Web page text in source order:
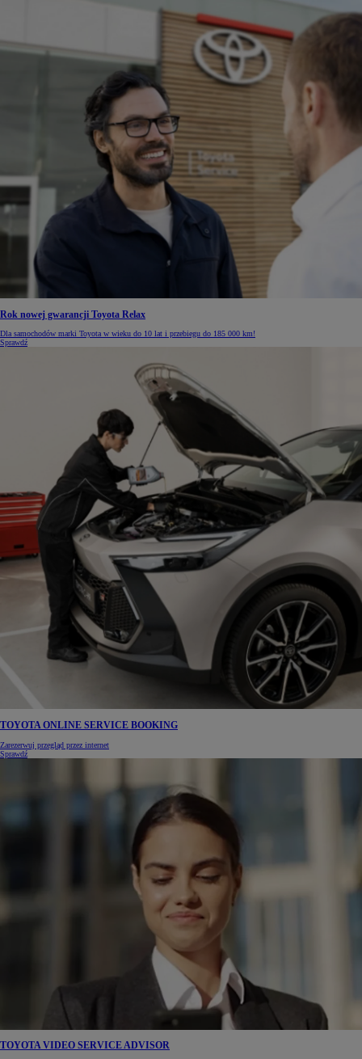
Rok nowej gwarancji Toyota Relax
Dla samochodów marki Toyota w wieku do 10 lat i przebiegu do 185 000 km!
Sprawdź
TOYOTA ONLINE SERVICE BOOKING
Zarezerwuj przegląd przez internet
Sprawdź
TOYOTA VIDEO SERVICE ADVISOR